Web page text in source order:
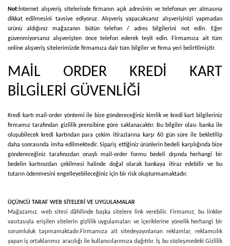
Not: İnternet alışveriş sitelerinde firmanın açık adresinin ve telefonun yer almasına
dikkat edilmesini tavsiye ediyoruz. Alışveriş yapacaksanız alışverişinizi yapmadan
ürünü aldığınız mağazanın bütün telefon / adres bilgilerini not edin. Eğer
güvenmiyorsanız alışverişten önce telefon ederek teyit edin. Firmamıza ait tüm
online alışveriş sitelerimizde firmamıza dair tüm bilgiler ve firma yeri belirtilmiştir.
MAİL ORDER KREDİ KART
BİLGİLERİ GÜVENLİĞİ
Kredi kartı mail-order yöntemi ile bize göndereceğiniz kimlik ve kredi kart bilgileriniz
firmamız tarafından gizlilik prensibine göre saklanacaktır. Bu bilgiler olası banka ile
oluşubilecek kredi kartından para çekim itirazlarına karşı 60 gün süre ile bekletilip
daha sonrasında imha edilmektedir. Sipariş ettiğiniz ürünlerin bedeli karşılığında bize
göndereceğiniz tarafınızdan onaylı mail-order formu bedeli dışında herhangi bir
bedelin kartınızdan çekilmesi halinde doğal olarak bankaya itiraz edebilir ve bu
tutarın ödenmesini engelleyebileceğiniz için bir risk oluşturmamaktadır.
ÜÇÜNCÜ TARAF WEB SİTELERİ VE UYGULAMALAR
Mağazamız, web sitesi dâhilinde başka sitelere link verebilir. Firmamız, bu linkler
vasıtasıyla erişilen sitelerin gizlilik uygulamaları ve içeriklerine yönelik herhangi bir
sorumluluk taşımamaktadır.Firmamıza ait sitedeyayınlanan reklamlar, reklamcılık
yapan iş ortaklarımız aracılığı ile kullanıcılarımıza dağıtılır. İş bu sözleşmedeki Gizlilik